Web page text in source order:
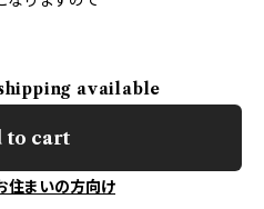
available
to cart
住まいの方向け